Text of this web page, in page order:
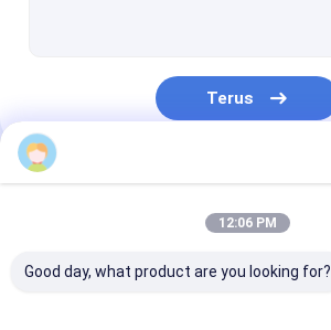
Tas Kemasan GarmenTerus
Kategori Kami
12:06 PM
Good day, what product are you looking for?